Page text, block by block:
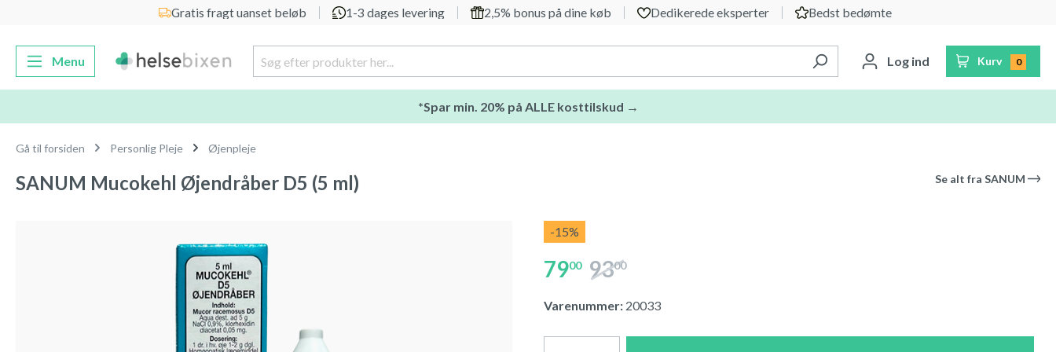
Gå til hovednavigationGratis fragt uanset beløb 1-3 dages levering 2,5% bonus på dine køb Dedikerede eksperter Bedst bedømte
Menu Log ind Kurv 0
*Spar min. 20% på ALLE kosttilskud →
Gå til forsiden Personlig Pleje Øjenpleje
SANUM Mucokehl Øjendråber D5 (5 ml) Se alt fra SANUM
-15%
7900 9300
Varenummer: 20033